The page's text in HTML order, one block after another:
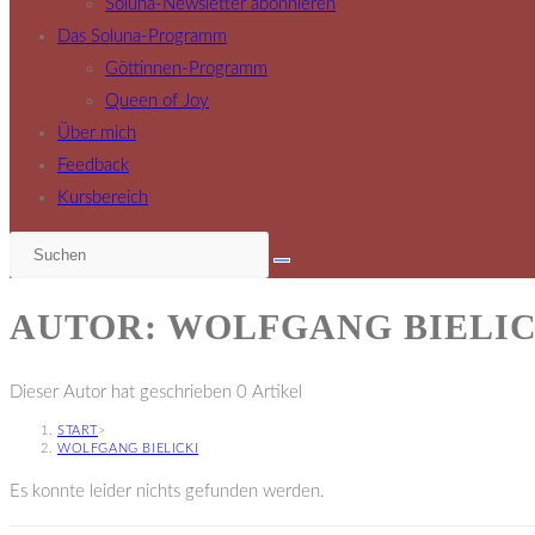
Soluna-Newsletter abonnieren
Das Soluna-Programm
Göttinnen-Programm
Queen of Joy
Über mich
Feedback
Kursbereich
AUTOR: WOLFGANG
Dieser Autor hat geschrieben 0 Artikel
START>
WOLFGANG BIELICKI
Es konnte leider nichts gefunden werden.